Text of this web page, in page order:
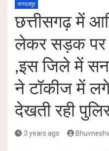
जगदलपुर
छत्तीसगढ़ में
लेकर सड़क पर
,इस जिले में
ने टॉकीज में लगे
देखती रही
3 years ago